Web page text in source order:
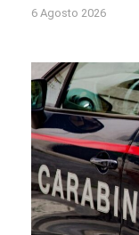
6 Agosto 2026